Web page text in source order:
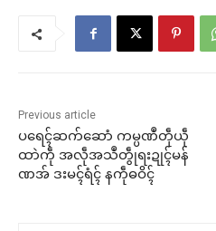
Previous article
ပရေၚ်ဆက်ဆောံ ကမ္ပဏဳတဵုယဵု
ထာဲကဵု အလဵုအသဳတွဵုရးဍုၚ်မန်
ဏအ် ဒးမၚ်ရံၚ် နကဵုဓဝိၚ်